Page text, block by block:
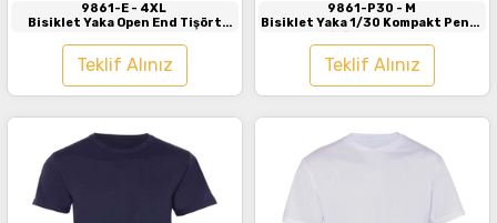
9861-E - 4XL
Bisiklet Yaka Open End Tişört
Teklif Alınız
9861-P30 - M
Bisiklet Yaka 1/30 Kompakt Penye
Teklif Alınız